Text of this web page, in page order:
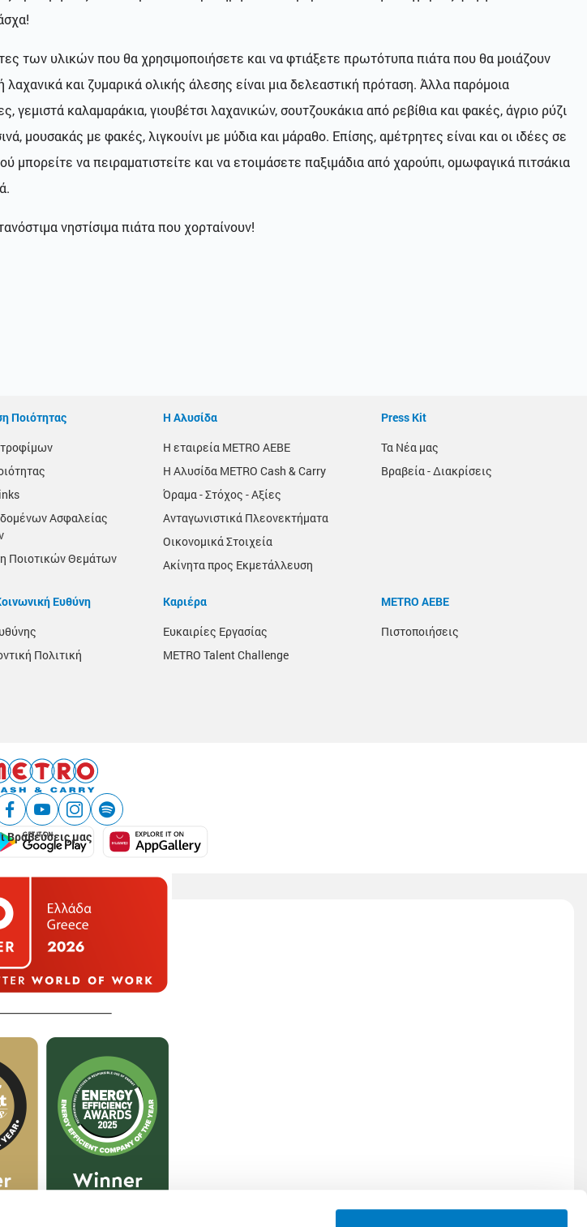
των υλικών που θα χρησιμοποιήσετε και να φτιάξετε πρωτότυπα πιάτα που θα μοιάζουν
και ζυμαρικά ολικής άλεσης είναι μια δελεαστική πρόταση. Άλλα παρόμοια
γεμιστά καλαμαράκια, γιουβέτσι λαχανικών, σουτζουκάκια από ρεβίθια και φακές, άγριο ρύζι
μουσακάς με φακές, λιγκουίνι με μύδια και μάραθο. Επίσης, αμέτρητες είναι και οι ιδέες σε
να πειραματιστείτε και να ετοιμάσετε παξιμάδια από χαρούπι, ομωφαγικά πιτσάκια
νηστίσιμα πιάτα που χορταίνουν!
Ποιότητας
Ασφαλείας
Ποιοτικών Θεμάτων
Η Αλυσίδα
Η εταιρεία METRO AEBE
Η Αλυσίδα METRO Cash & Carry
Όραμα - Στόχος - Αξίες
Ανταγωνιστικά Πλεονεκτήματα
Οικονομικά Στοιχεία
Ακίνητα προς Εκμετάλλευση
Press Kit
Τα Νέα μας
Βραβεία - Διακρίσεις
Ευθύνη
Πολιτική
Καριέρα
Ευκαιρίες Εργασίας
METRO Talent Challenge
METRO ΑΕΒΕ
Πιστοποιήσεις
Βραβεύσεις μας